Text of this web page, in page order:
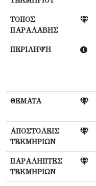
ΤΟΠΟΣ
ΠΑΡΑΛΑΒΗΣ
ΠΕΡΙΛΗΨΗ
ΘΕΜΑΤΑ
ΑΠΟΣΤΟΛΕΙΣ
ΤΕΚΜΗΡΙΩΝ
ΠΑΡΑΛΗΠΤΕΣ
ΤΕΚΜΗΡΙΩΝ